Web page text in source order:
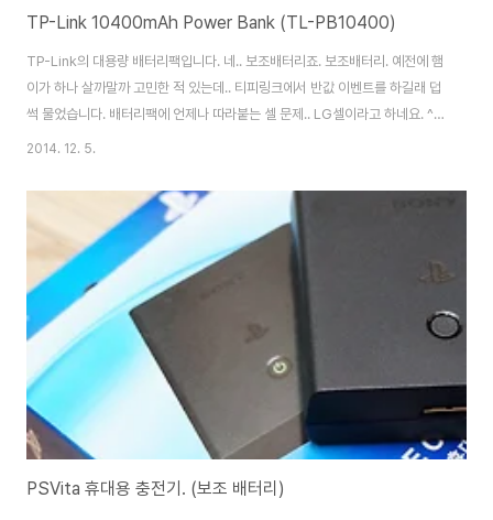
TP-Link 10400mAh Power Bank (TL-PB10400)
TP-Link의 대용량 배터리팩입니다. 네.. 보조배터리죠. 보조배터리. 예전에 햄
이가 하나 살까말까 고민한 적 있는데.. 티피링크에서 반값 이벤트를 하길래 덥
썩 물었습니다. 배터리팩에 언제나 따라붙는 셀 문제.. LG셀이라고 하네요. ^^
중국산 싸구려 셀을 사용한 제품들은.. 안정성에 문제가 있다고 합니다. 재원은
개의 충전 포트를 제공합니다. 1A, 2A로 나뉘니 사용 제품에 따라 구분하면 되
겠네요. 두개 동시 충전도 물론 가능. 손전등 기능도 있긴 한데.. 그냥 폼이라고
생각해도 될 정도로 실용성은 그닥... 입니다. ㅋ 딱 하나 이해할 수 없는건.. 본
체 충전 포트 위치.. -_-; 왜 저렇게 뜬금없는 위치에 있..
2014. 12. 5.
PSVita 휴대용 충전기. (보조 배터리)